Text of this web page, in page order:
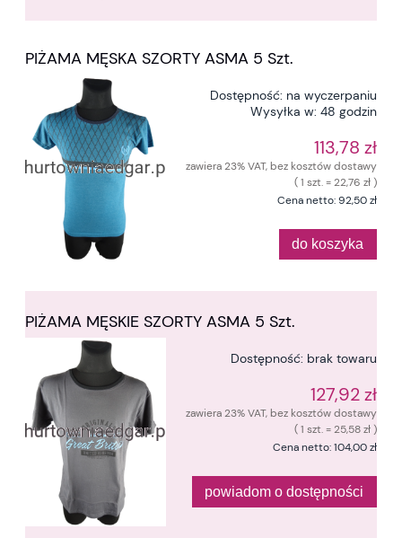
PIŻAMA MĘSKA SZORTY ASMA 5 Szt.
Dostępność: na wyczerpaniu
Wysyłka w: 48 godzin
113,78 zł
zawiera 23% VAT, bez kosztów dostawy
( 1 szt. = 22,76 zł )
Cena netto:92,50 zł
do koszyka
PIŻAMA MĘSKIE SZORTY ASMA 5 Szt.
Dostępność: brak towaru
127,92 zł
zawiera 23% VAT, bez kosztów dostawy
( 1 szt. = 25,58 zł )
Cena netto:104,00 zł
powiadom o dostępności